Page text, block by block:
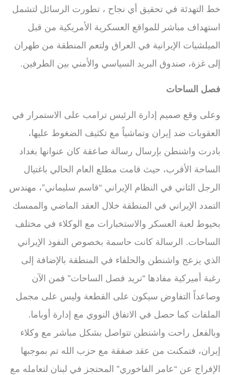
خط التهدئة في تحقيق أي نجاح ، تطورت الرسائل لتشمل
استهداف مباشر للمواقع العسكرية الأمريكية من قبل
الميلشيات الإيرانية في العراق ولتعم المنطقة من طهران
إلى غزة، صندوق البريد السياسي والأمني بين الطرفين.
فصل الساحات
وعلى وقع صميم إدارة الرئيس ترامب على الاستمرار في
العقوبات ضد إيران وتماشياً مع تكثيف الضغوط عليها،
بادرت واشنطن بإرسال رسالة صاعقة كان عنوانها بغداد
الساحة الأقرب، حيث قامت مطلع العام الحالي باغتيال
الرجل الثاني في النظام الإيراني “قاسم سليماني”، مهندس
التمدد الإيراني في المنطقة خلال العقد الماضي والممسك
بخيوط لعبة العسكر والاستخبارات مع الوكلاء في مختلف
الساحات. الرسالة كانت حاسمة بخصوص النفوذ الإيراني
الذي يزعج واشنطن والحلفاء في المنطقة بالإضافة إلى
رغبة أميركية مفادها “نريد فصل الساحات” فمن الآن
وصاعداً التفاوض سيكون على القطعة وليس على مجمل
الملفات كما حصل في الاتفاق النووي مع إدارة أوباما.
وبالفعل راحت واشنطن تتواصل بشكل مباشر مع وكلاء
إيران، فتمكنت من عقد صفقة مع حزب الله تم بموجبها
الإفراج عن “عامر الفاخوري” المحتجز في لبنان لتعامله مع